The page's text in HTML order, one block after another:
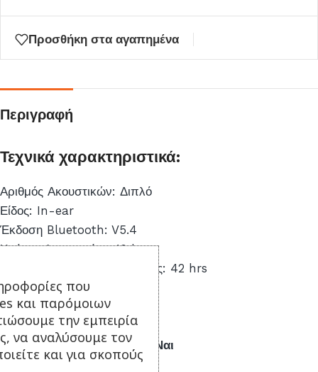
αναμονής
αυτό
προϊόν
Προσθήκη στα αγαπημένα
Περιγραφή
Τεχνικά χαρακτηριστικά:
Αριθμός Ακουστικών: Διπλό
Είδος: In-ear
Έκδοση Bluetooth: V5.4
Χρόνος Λειτουργίας: 10 hrs
Λειτουργία με Θήκη Φόρτισης: 42 hrs
Multipoint Pairing:
Θήκη Φόρτισης: Ναι
Αντοχή στον Ιδρώτα: Όχι
Active Noise Cancellation:
Ναι
Γρήγορη Φόρτιση:Ναι
που
και παρόμοιων
την εμπειρία
να αναλύσουμε τον
και για σκοπούς